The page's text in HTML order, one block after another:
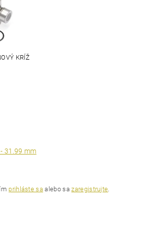
KRÍŽ
31.99 mm
prihláste sa alebo sazaregistrujte.